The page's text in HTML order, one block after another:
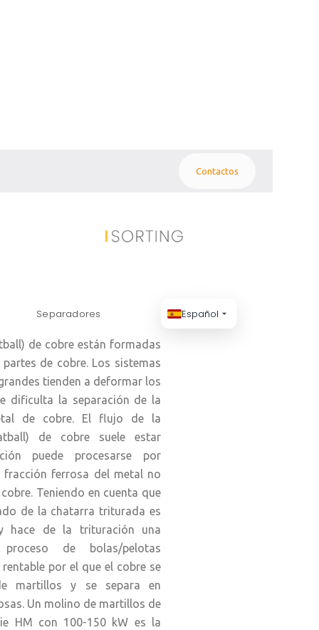
Contactos
Separadores Español
de cobre están formadas
de cobre. Los sistemas
tienden a deformar los
dificulta la separación de la
de cobre. El flujo de la
de cobre suele estar
puede procesarse por
fracción ferrosa del metal no
Teniendo en cuenta que
de la chatarra triturada es
hace de la trituración una
de bolas/pelotas
por el que el cobre se
martillos y se separa en
Un molino de martillos de
HM con 100-150 kW es la